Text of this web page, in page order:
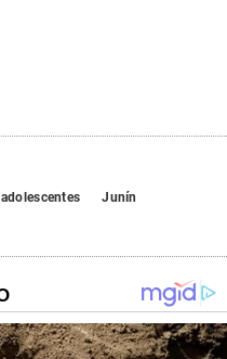
adolescentes
Junín